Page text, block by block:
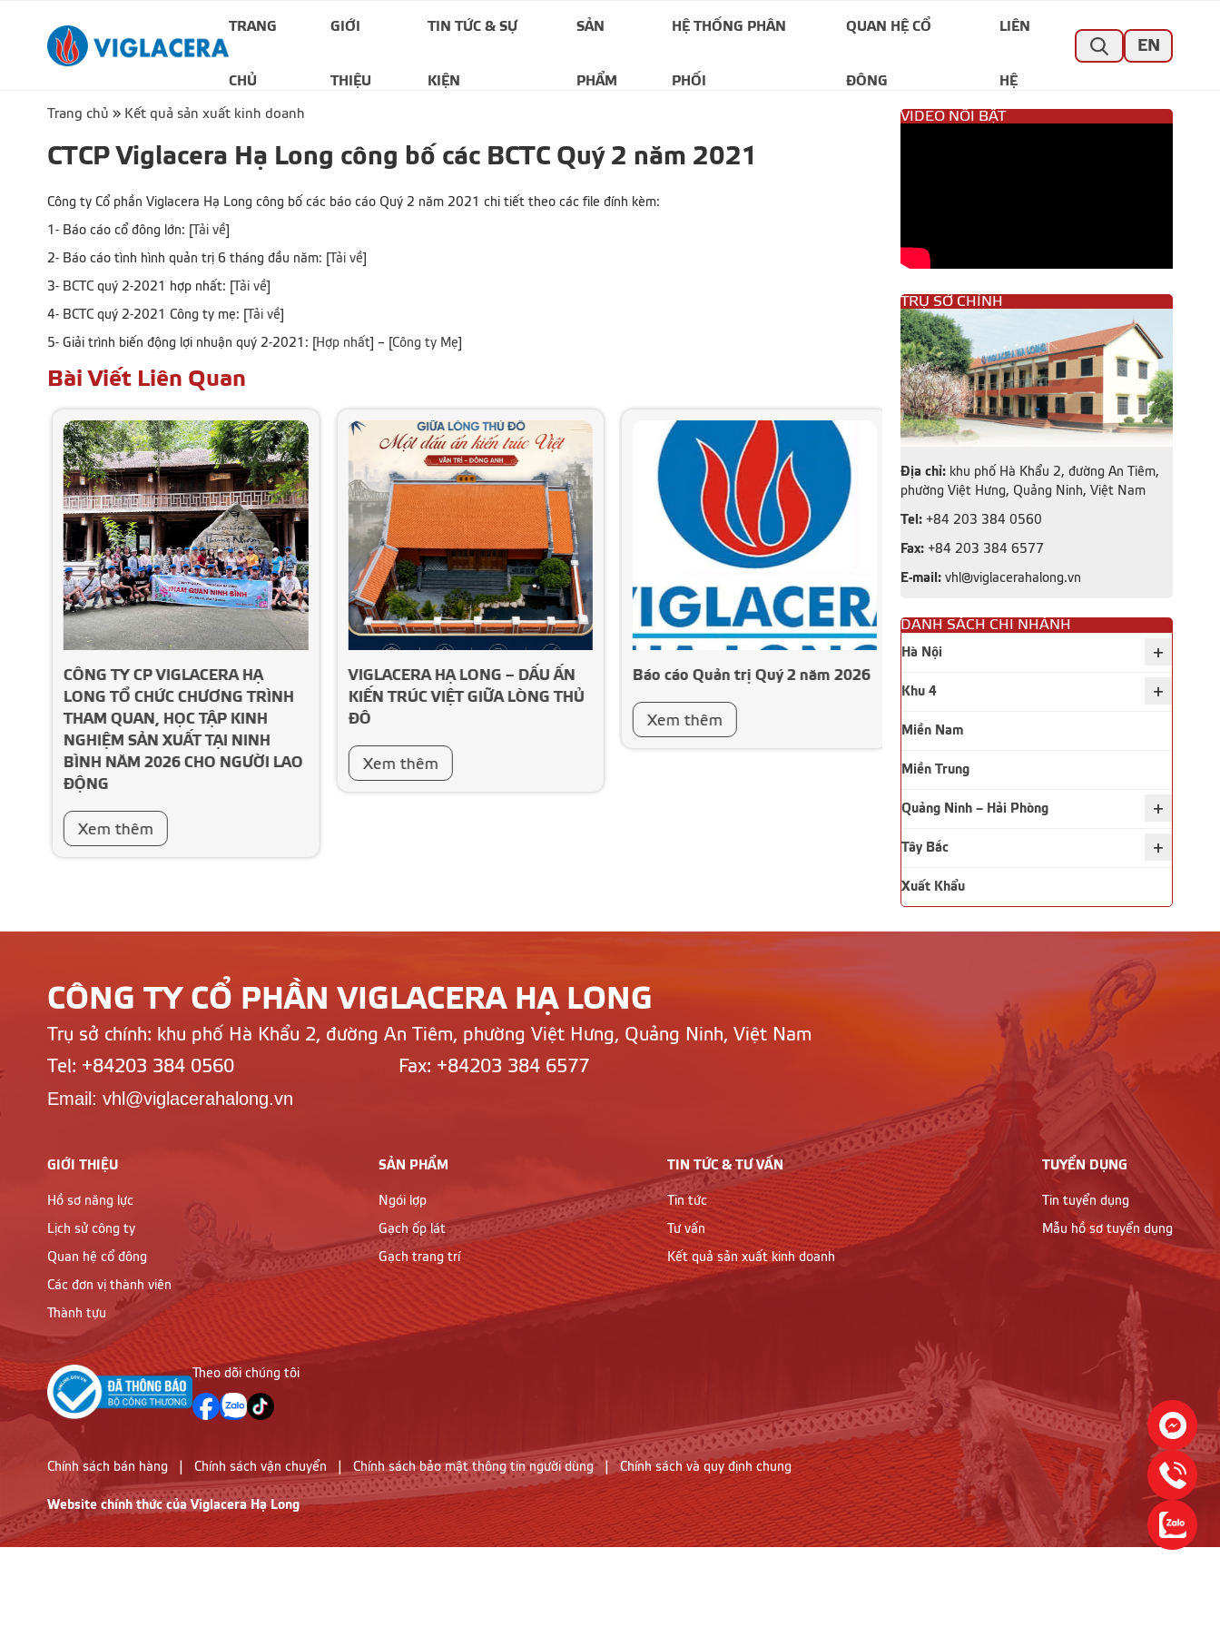
TRANG
CHỦ
GIỚI
THIỆU
TIN TỨC & SỰ
KIỆN
SẢN
PHẨM
HỆ THỐNG PHÂN
PHỐI
QUAN HỆ CỔ
ĐÔNG
LIÊN
HỆ
EN
Trang chủ » Kết quả sản xuất kinh doanh
CTCP Viglacera Hạ Long công bố các BCTC Quý 2 năm 2021
Công ty Cổ phần Viglacera Hạ Long công bố các báo cáo Quý 2 năm 2021 chi tiết theo các file đính kèm:
1- Báo cáo cổ đông lớn: [Tải về]
2- Báo cáo tình hình quản trị 6 tháng đầu năm: [Tải về]
3- BCTC quý 2-2021 hợp nhất: [Tải về]
4- BCTC quý 2-2021 Công ty mẹ: [Tải về]
5- Giải trình biến động lợi nhuận quý 2-2021: [Hợp nhất] – [Công ty Mẹ]
Bài Viết Liên Quan
CÔNG TY CP VIGLACERA HẠ
LONG TỔ CHỨC CHƯƠNG TRÌNH
THAM QUAN, HỌC TẬP KINH
NGHIỆM SẢN XUẤT TẠI NINH
BÌNH NĂM 2026 CHO NGƯỜI LAO
ĐỘNG
Xem thêm
VIGLACERA HẠ LONG – DẤU ẤN
KIẾN TRÚC VIỆT GIỮA LÒNG THỦ
ĐÔ
Xem thêm
Báo cáo Quản trị Quý 2 năm 2026
Xem thêm
chính Quý 2 năm 2026
VIDEO NỔI BẬT
TRỤ SỞ CHÍNH
Địa chỉ: khu phố Hà Khẩu 2, đường An Tiêm,
phường Việt Hưng, Quảng Ninh, Việt Nam
Tel: +84 203 384 0560
Fax: +84 203 384 6577
E-mail: vhl@viglacerahalong.vn
DANH SÁCH CHI NHÁNH
Hà Nội +
Khu 4 +
Miền Nam
Miền Trung
Quảng Ninh – Hải Phòng +
Tây Bắc +
Xuất Khẩu
CÔNG TY CỔ PHẦN VIGLACERA HẠ LONG
Trụ sở chính: khu phố Hà Khẩu 2, đường An Tiêm, phường Việt Hưng, Quảng Ninh, Việt Nam
Tel: +84203 384 0560
Fax: +84203 384 6577
Email: vhl@viglacerahalong.vn
GIỚI THIỆU
Hồ sơ năng lực
Lịch sử công ty
Quan hệ cổ đông
Các đơn vị thành viên
Thành tựu
SẢN PHẨM
Ngói lợp
Gạch ốp lát
Gạch trang trí
TIN TỨC & TƯ VẤN
Tin tức
Tư vấn
Kết quả sản xuất kinh doanh
TUYỂN DỤNG
Tin tuyển dụng
Mẫu hồ sơ tuyển dụng
Theo dõi chúng tôi
Chính sách bán hàng Chính sách vận chuyển Chính sách bảo mật thông tin người dùng|Chính sách và quy định chung
Website chính thức của Viglacera Hạ Long